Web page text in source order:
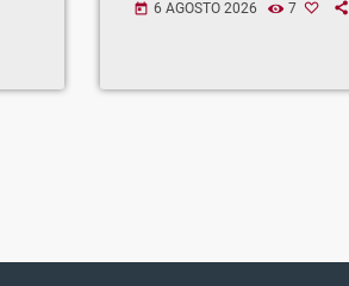
today 6 AGOSTO 2026 7